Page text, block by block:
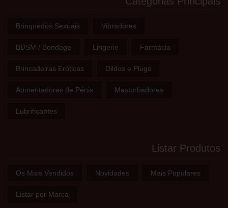
Brinquedos Sexuais Vibradores
BDSM / Bondage Lingerie Farmácia
Brincadeiras Eróticas Dildos e Plugs
Aumentadores de Pénis Masturbadores
Lubrificantes
Listar Produtos
Os Mais Vendidos Novidades Mais Populares
Listar por Marca